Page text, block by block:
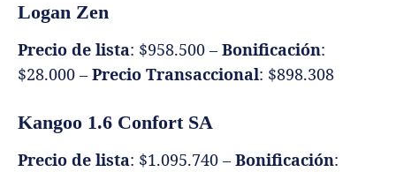
Logan Zen
Precio de lista: $958.500 – Bonificación:
$28.000 – Precio Transaccional: $898.308
Kangoo 1.6 Confort SA
Precio de lista: $1.095.740 – Bonificación: